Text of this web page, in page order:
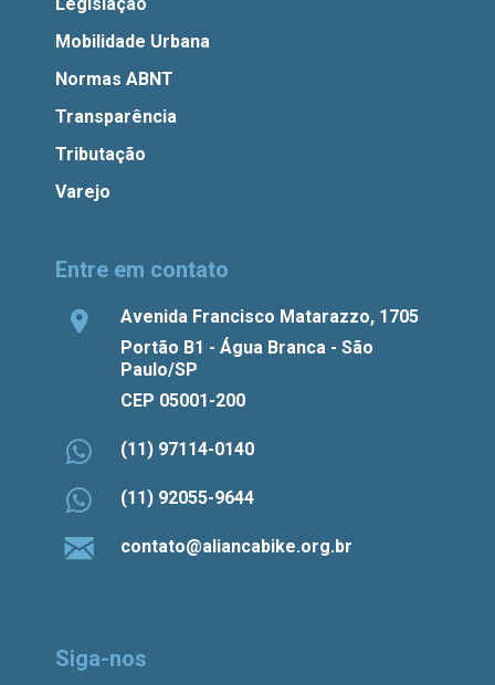
Mobilidade Urbana
Normas ABNT
Transparência
Tributação
Varejo
Entre em contato
Avenida Francisco Matarazzo, 1705
Portão B1 - Água Branca - São
Paulo/SP
CEP 05001-200
(11) 97114-0140
(11) 92055-9644
contato@aliancabike.org.br
Siga-nos